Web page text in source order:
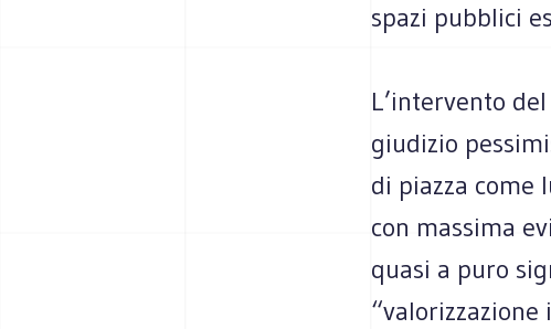
spazi pubblici
L’intervento
giudizio
di piazza come
con massima
quasi a puro
“valorizzazione